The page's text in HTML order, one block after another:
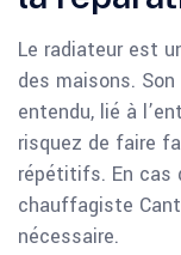
Le radiateur est
des maisons.
entendu, lié à
risquez de faire
répétitifs. En cas
chauffagiste
nécessaire.